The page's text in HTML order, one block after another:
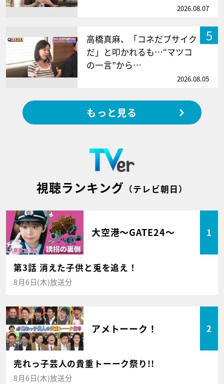
2026.08.07
5
高橋真麻、「コネだブサイク
だ」と叩かれるも…“マツコ
の一言”から…
2026.08.05
もっと見る
視聴ランキング （テレビ朝日）
大空港～GATE24～ 1
第3話 消えた子供と兎を追え！
8月6日(木)放送分
アメトーーク！ 2
売れっ子芸人の貴重トーーク祭り!!
8月6日(木)放送分